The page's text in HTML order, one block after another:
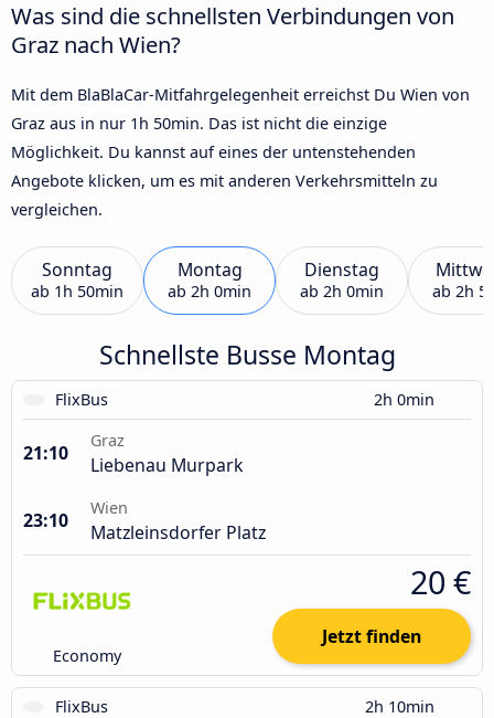
Was sind die schnellsten Verbindungen von
Graz nach Wien?
Mit dem BlaBlaCar-Mitfahrgelegenheit erreichst Du Wien von
Graz aus in nur 1h 50min. Das ist nicht die einzige
Möglichkeit. Du kannst auf eines der untenstehenden
Angebote klicken, um es mit anderen Verkehrsmitteln zu
vergleichen.
Sonntag
ab 1h 50min
Montag
ab 2h 0min
Dienstag
ab 2h 0min ab 2h
Schnellste Busse Montag
FlixBus 2h 0min
21:10
Graz
Liebenau Murpark
23:10
Wien
Matzleinsdorfer Platz
Economy
20 €
Jetzt finden
FlixBus 2h 10min